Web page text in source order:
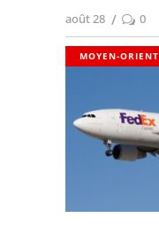
août 28 0
MOYEN-ORIENT